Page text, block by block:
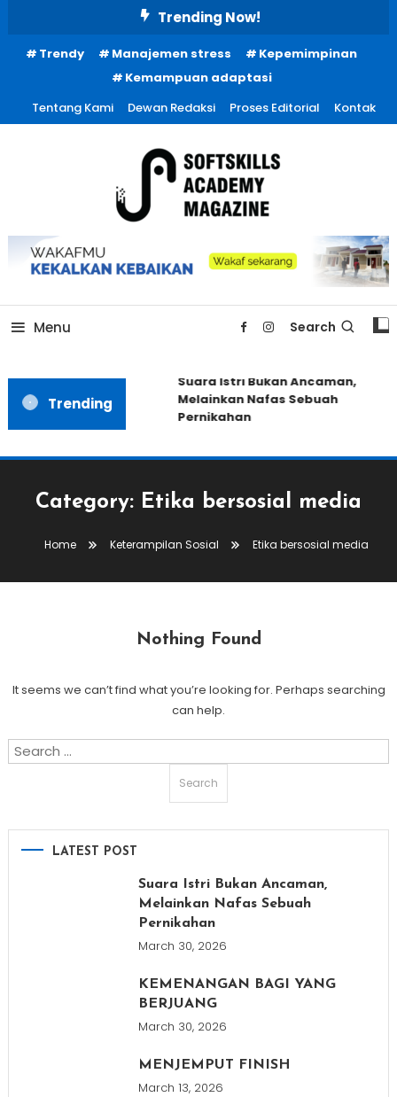
Content
Trending Now!
Trendy Manajemen stress
Kepemimpinan
Kemampuan adaptasi
Tentang Kami
Dewan Redaksi Proses Editorial Kontak
Menu Search
Trending
Suara Istri Bukan Ancaman,
Melainkan Nafas Sebuah
Pernikahan
Category: Etika bersosial media
Home Keterampilan Sosial Etika bersosial media
Nothing Found
It seems we can’t find what you’re looking for. Perhaps searching
can help.
Search
LATEST POST
Suara Istri Bukan Ancaman,
Melainkan Nafas Sebuah
Pernikahan
March 30, 2026
KEMENANGAN BAGI YANG
BERJUANG
March 30, 2026
MENJEMPUT FINISH
March 13, 2026